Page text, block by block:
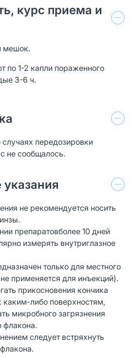
курс приема и
мешок.
по 1-2 капли пораженного
3-6 ч.
передозировки
не сообщалось.
не рекомендуется носить
препаратовболее 10 дней
измерять внутриглазное
только для местного
применяется для инъекций).
прикосновения кончика
каким-либо поверхностям,
микробного загрязнения
флакона.
следует встряхнуть